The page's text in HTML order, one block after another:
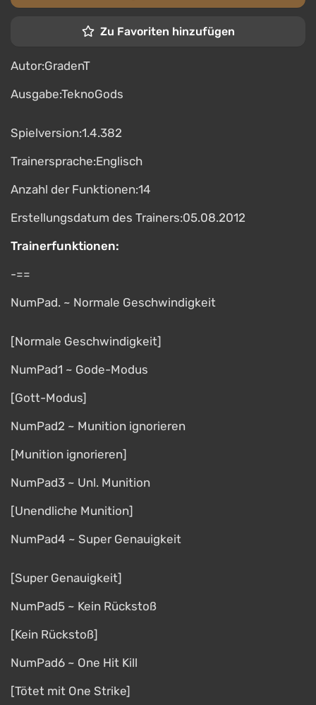
Zu Favoriten hinzufügen
Autor:GradenT
Ausgabe:TeknoGods
Spielversion:1.4.382
Trainersprache:Englisch
Anzahl der Funktionen:14
Erstellungsdatum des Trainers:05.08.2012
Trainerfunktionen:
-==
NumPad. ~ Normale Geschwindigkeit
[Normale Geschwindigkeit]
NumPad1 ~ Gode-Modus
[Gott-Modus]
NumPad2 ~ Munition ignorieren
[Munition ignorieren]
NumPad3 ~ Unl. Munition
[Unendliche Munition]
NumPad4 ~ Super Genauigkeit
[Super Genauigkeit]
NumPad5 ~ Kein Rückstoß
[Kein Rückstoß]
NumPad6 ~ One Hit Kill
[Tötet mit One Strike]